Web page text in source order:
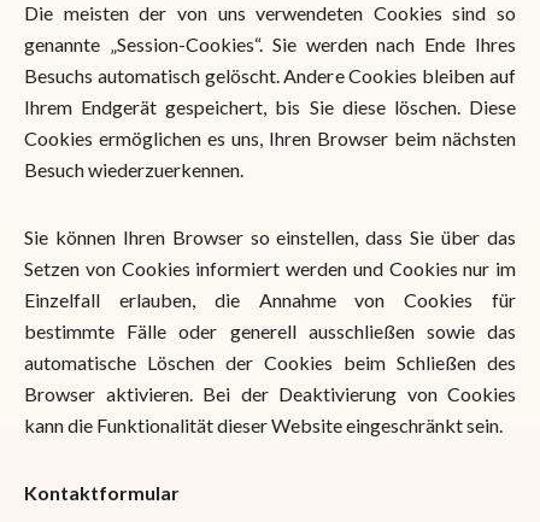
Die meisten der von uns verwendeten Cookies sind so
genannte „Session-Cookies“. Sie werden nach Ende Ihres
Besuchs automatisch gelöscht. Andere Cookies bleiben auf
Ihrem Endgerät gespeichert, bis Sie diese löschen. Diese
Cookies ermöglichen es uns, Ihren Browser beim nächsten
Besuch wiederzuerkennen.
Sie können Ihren Browser so einstellen, dass Sie über das
Setzen von Cookies informiert werden und Cookies nur im
Einzelfall erlauben, die Annahme von Cookies für
bestimmte Fälle oder generell ausschließen sowie das
automatische Löschen der Cookies beim Schließen des
Browser aktivieren. Bei der Deaktivierung von Cookies
kann die Funktionalität dieser Website eingeschränkt sein.
Kontaktformular